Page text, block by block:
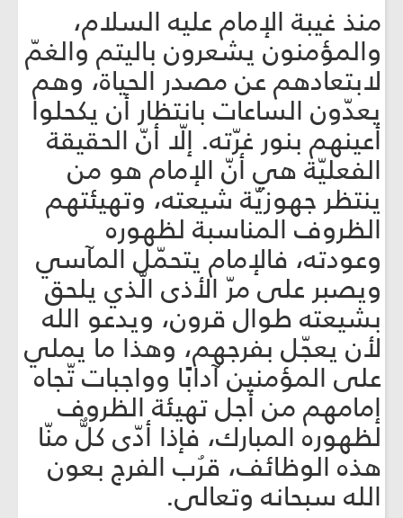
منذ غيبة الإمام عليه السلام،
والمؤمنون يشعرون باليتم والغمّ
لابتعادهم عن مصدر الحياة، وهم
يعدّون الساعات بانتظار أن يكحلوا
أعينهم بنور غرّته. إلّا أنّ الحقيقة
الفعليّة هي أنّ الإمام هو من
ينتظر جهوزيّة شيعته، وتهيئتهم
الظروف المناسبة لظهوره
وعودته، فالإمام يتحمّل المآسي
ويصبر على مرّ الأذى الّذي يلحق
بشيعته طوال قرون، ويدعو الله
لأن يعجّل بفرجهم، وهذا ما يملي
على المؤمنين آدابًا وواجبات تّجاه
إمامهم من أجل تهيئة الظروف
لظهوره المبارك، فإذا أدّى كلٌّ منّا
هذه الوظائف، قرُب الفرج بعون
الله سبحانه وتعالى.